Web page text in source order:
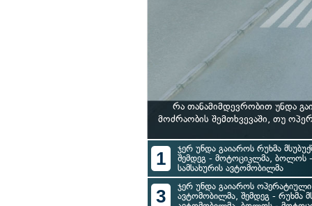
რა თანამიმდევრობით უნდა
მოძრაობის შემთხვევაში, თუ
1
ჯერ უნდა გაიაროს რუხმა
შემდეგ - მოტოციკლმა, ბოლოს
სამსახურის ავტომობილმა
3
ჯერ უნდა გაიაროს ოპერატიული
ავტომობილმა, შემდეგ - რუხმა